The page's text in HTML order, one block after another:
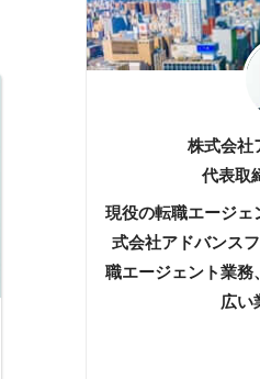
株式会社
代表取
現役の転職エージェ
式会社アドバンス
職エージェント業務
広い